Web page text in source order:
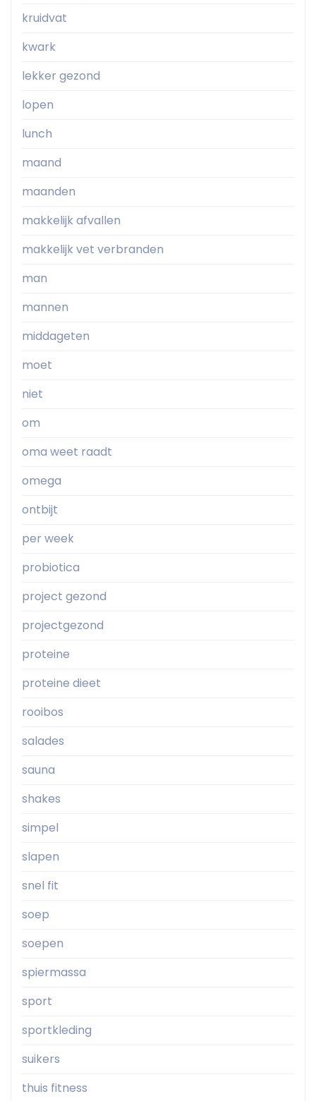
kruidvat
kwark
lekker gezond
lopen
lunch
maand
maanden
makkelijk afvallen
makkelijk vet verbranden
man
mannen
middageten
moet
niet
om
oma weet raadt
omega
ontbijt
per week
probiotica
project gezond
projectgezond
proteine
proteine dieet
rooibos
salades
sauna
shakes
simpel
slapen
snel fit
soep
soepen
spiermassa
sport
sportkleding
suikers
thuis fitness